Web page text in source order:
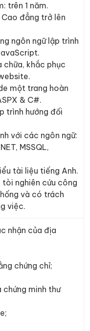
trên 1 năm.
đẳng trở lên
ngôn ngữ lập trình
chữa, khắc phục
một trang hoàn
& C#.
trình hướng đối
với các ngôn ngữ:
MSSQL,
tài liệu tiếng Anh.
nghiên cứu công
và có trách
việc.
nhận của địa
chứng chỉ;
chứng minh thư